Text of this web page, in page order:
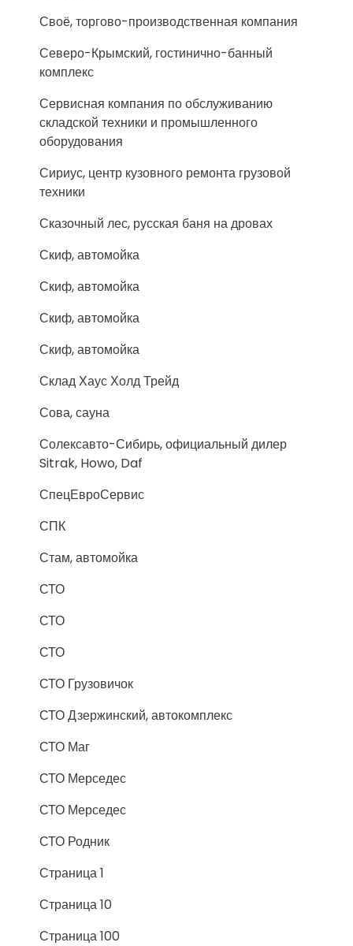
Своё, торгово-производственная компания
Северо-Крымский, гостинично-банный
комплекс
Сервисная компания по обслуживанию
складской техники и промышленного
оборудования
Сириус, центр кузовного ремонта грузовой
техники
Сказочный лес, русская баня на дровах
Скиф, автомойка
Скиф, автомойка
Скиф, автомойка
Скиф, автомойка
Склад Хаус Холд Трейд
Сова, сауна
Солексавто-Сибирь, официальный дилер
Sitrak, Howo, Daf
СпецЕвроСервис
СПК
Стам, автомойка
СТО
СТО
СТО
СТО Грузовичок
СТО Дзержинский, автокомплекс
СТО Маг
СТО Мерседес
СТО Мерседес
СТО Родник
Страница 1
Страница 10
Страница 100